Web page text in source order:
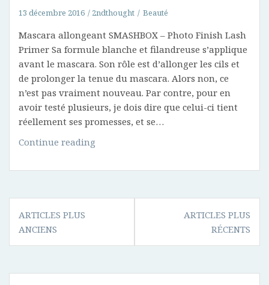
13 décembre 2016 2ndthought Beauté
Mascara allongeant SMASHBOX – Photo Finish Lash
Primer Sa formule blanche et filandreuse s’applique
avant le mascara. Son rôle est d’allonger les cils et
de prolonger la tenue du mascara. Alors non, ce
n’est pas vraiment nouveau. Par contre, pour en
avoir testé plusieurs, je dois dire que celui-ci tient
réellement ses promesses, et se…
Continue reading
du
de
Navigation
des
articles
ARTICLES PLUS
ANCIENS
ARTICLES PLUS
RÉCENTS